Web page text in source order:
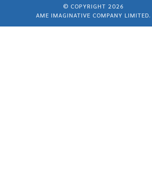
© COPYRIGHT 2026
AME IMAGINATIVE COMPANY LIMITED.